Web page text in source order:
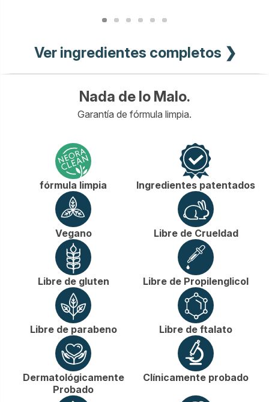
Ver ingredientes completos ❯
Nada de lo Malo.
Garantía de fórmula limpia.
fórmula limpia Ingredientes patentados
Vegano Libre de Crueldad
Libre de gluten Libre de Propilenglicol
Libre de parabeno Libre de ftalato
Dermatológicamente
Probado
Clínicamente probado